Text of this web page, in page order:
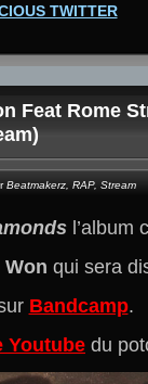
TWITTER
Feat Rome
Beatmakerz RAP, Stream
l’album
qui sera
Bandcamp.
Youtube du